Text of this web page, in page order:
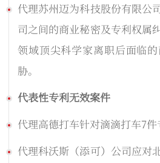
代理苏州迈为科技股份有限公
司之间的商业秘密及专利权属
领域顶尖科学家离职后面临
胁。
代表性专利无效案件
代理高德打车针对滴滴打车7件
代理科沃斯（添可）公司应对